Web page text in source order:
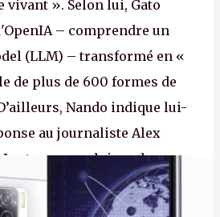
vivant ». Selon lui, Gato
– comprendre un
(LLM) – transformé en «
de plus de 600 formes de
Nando indique lui-
au journaliste Alex
est « encore loin » de
test de Turing. (Crédit
Brognoli)